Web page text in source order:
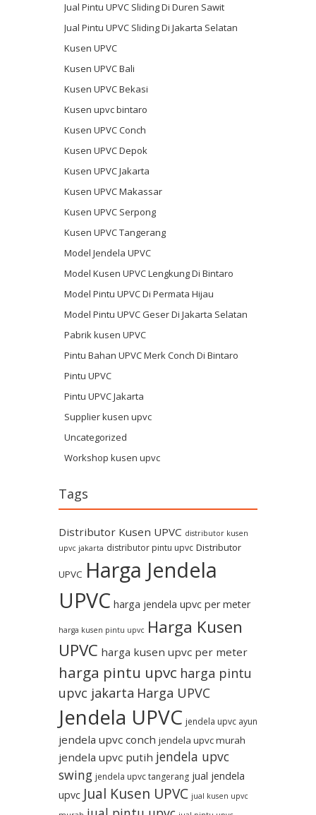
Jual Pintu UPVC Sliding Di Duren Sawit
Jual Pintu UPVC Sliding Di Jakarta Selatan
Kusen UPVC
Kusen UPVC Bali
Kusen UPVC Bekasi
Kusen upvc bintaro
Kusen UPVC Conch
Kusen UPVC Depok
Kusen UPVC Jakarta
Kusen UPVC Makassar
Kusen UPVC Serpong
Kusen UPVC Tangerang
Model Jendela UPVC
Model Kusen UPVC Lengkung Di Bintaro
Model Pintu UPVC Di Permata Hijau
Model Pintu UPVC Geser Di Jakarta Selatan
Pabrik kusen UPVC
Pintu Bahan UPVC Merk Conch Di Bintaro
Pintu UPVC
Pintu UPVC Jakarta
Supplier kusen upvc
Uncategorized
Workshop kusen upvc
Tags
Distributor Kusen UPVC distributor kusen
upvc jakarta distributor pintu upvc Distributor
UPVC Harga Jendela
UPVC harga jendela upvc per meter
harga kusen pintu upvc Harga Kusen
UPVC harga kusen upvc per meter
harga pintu upvc harga pintu
upvc jakarta Harga UPVC
Jendela UPVC jendela upvc ayun
jendela upvc conch jendela upvc murah
jendela upvc putih jendela upvc
swing jendela upvc tangerang jual jendela
upvc Jual Kusen UPVC jual kusen upvc